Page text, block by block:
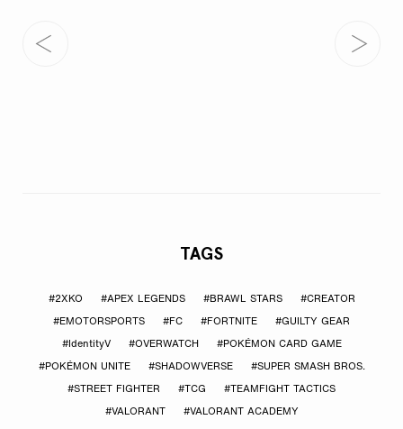
TAGS
#2XKO #APEX LEGENDS #BRAWL STARS #CREATOR
#EMOTORSPORTS #FC #FORTNITE #GUILTY GEAR
#IdentityV #OVERWATCH #POKÉMON CARD GAME
#POKÉMON UNITE #SHADOWVERSE #SUPER SMASH BROS.
#STREET FIGHTER #TCG #TEAMFIGHT TACTICS
#VALORANT #VALORANT ACADEMY